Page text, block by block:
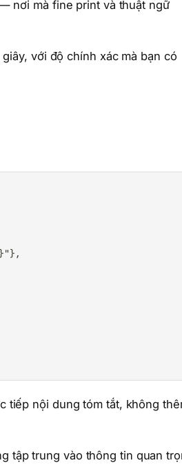
nơi mà fine print và thuật ngữ
với độ chính xác mà bạn có
tiếp nội dung tóm tắt, không
tập trung vào thông tin quan